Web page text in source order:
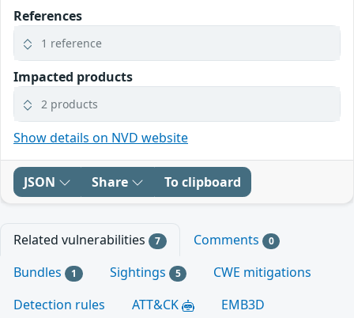
References
1 reference
Impacted products
2 products
Show details on NVD website
JSON Share To clipboard
Related vulnerabilities 7 Comments 0
Bundles 1 Sightings 5
CWE mitigations
Detection rules
ATT&CK EMB3D